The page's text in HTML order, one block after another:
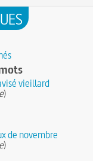
vieillard
)
de novembre
)